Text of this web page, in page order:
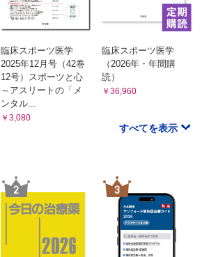
臨床スポーツ医学
2025年12月号（42巻
12号）スポーツと心
～アスリートの「メ
ンタル...
￥3,080
臨床スポーツ医学
（2026年・年間購
読）
￥36,960
すべてを表示
2 3